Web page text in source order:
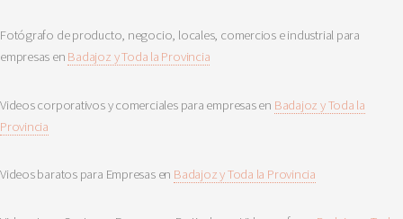
Fotógrafo de producto, negocio, locales, comercios e industrial para
empresas en Badajoz y Toda la Provincia
Videos corporativos y comerciales para empresas en Badajoz y Toda la
Provincia
Videos baratos para Empresas en Badajoz y Toda la Provincia